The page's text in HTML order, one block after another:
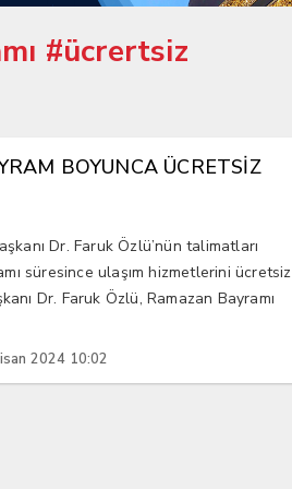
#ücrertsiz
BOYUNCA ÜCRETSİZ
Dr. Faruk Özlü’nün talimatları
süresince ulaşım hizmetlerini ücretsiz
Dr. Faruk Özlü, Ramazan Bayramı
2024 10:02